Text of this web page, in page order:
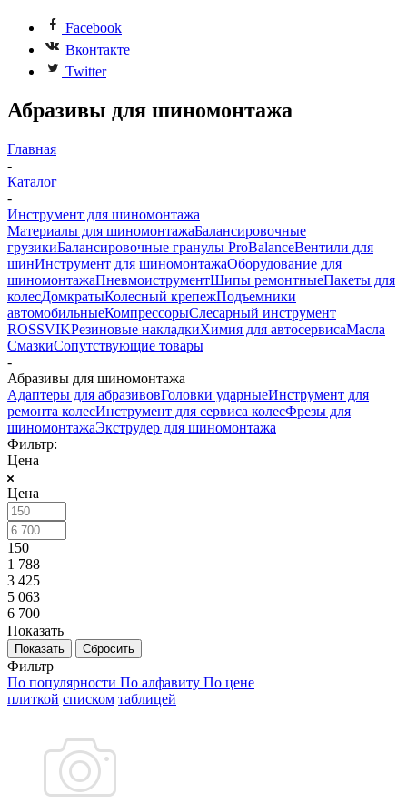
Facebook
Вконтакте
Twitter
Абразивы для шиномонтажа
Главная
-
Каталог
-
Инструмент для шиномонтажа
Материалы для шиномонтажаБалансировочные
грузикиБалансировочные гранулы ProBalanceВентили для
шинИнструмент для шиномонтажаОборудование для
шиномонтажаПневмоиструментШипы ремонтныеПакеты для
колесДомкратыКолесный крепежПодъемники
автомобильныеКомпрессорыСлесарный инструмент
ROSSVIKРезиновые накладкиХимия для автосервисаМасла
СмазкиСопутствующие товары
-
Абразивы для шиномонтажа
Адаптеры для абразивовГоловки ударныеИнструмент для
ремонта колесИнструмент для сервиса колесФрезы для
шиномонтажаЭкструдер для шиномонтажа
Фильтр:
Цена
Цена
150
1 788
3 425
5 063
6 700
Показать
Сбросить
Фильтр
По популярности По алфавиту По цене
плиткой списком таблицей